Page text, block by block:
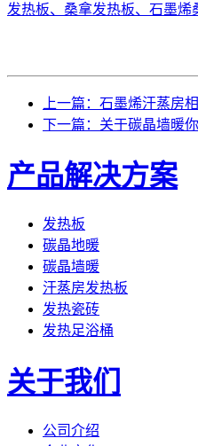
发热板、桑拿发热板、石墨烯
上一篇：石墨烯汗蒸房
下一篇：关于碳晶墙暖你
产品解决方案
发热板
碳晶地暖
碳晶墙暖
汗蒸房发热板
发热瓷砖
发热足浴桶
关于我们
公司介绍